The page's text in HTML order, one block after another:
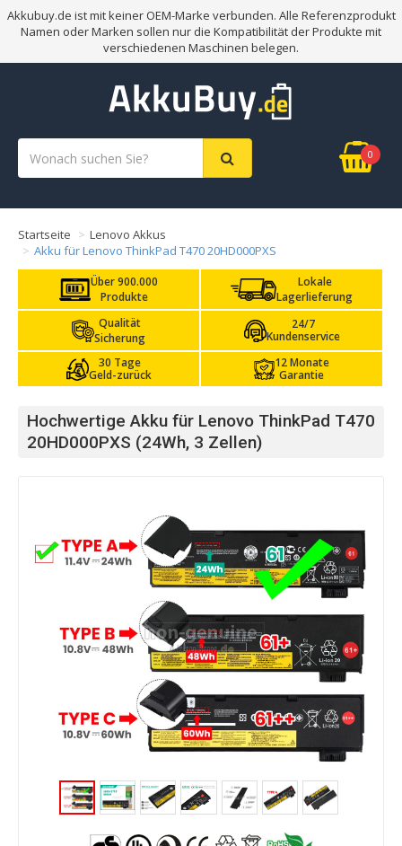
Akkubuy.de ist mit keiner OEM-Marke verbunden. Alle Referenzprodukt
Namen oder Marken sollen nur die Kompatibilität der Produkte mit
verschiedenen Maschinen belegen.
0
Startseite
Lenovo Akkus
Akku für Lenovo ThinkPad T470 20HD000PXS
Über 900.000
Produkte
Lokale
Lagerlieferung
Qualität
Sicherung
24/7
Kundenservice
30 Tage
Geld-zurück
12 Monate
Garantie
Hochwertige Akku für Lenovo ThinkPad T470
20HD000PXS (24Wh, 3 Zellen)